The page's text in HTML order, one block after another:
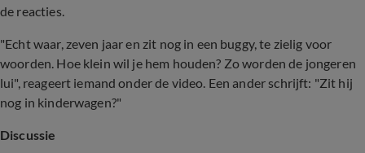
de reacties.
"Echt waar, zeven jaar en zit nog in een buggy, te zielig voor
woorden. Hoe klein wil je hem houden? Zo worden de jongeren
lui", reageert iemand onder de video. Een ander schrijft: "Zit hij
nog in kinderwagen?"
Discussie